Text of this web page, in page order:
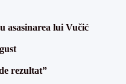
asasinarea lui Vučić
rezultat”